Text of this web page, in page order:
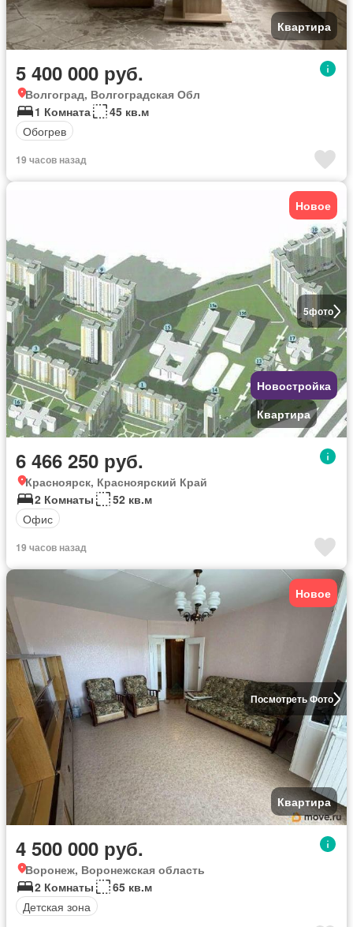
Квартира
5 400 000 руб.
Волгоград, Волгоградская Обл
1 Комната
45 кв.м
Обогрев
19 часов назад
5фото
Новое
Новостройка
Квартира
6 466 250 руб.
Красноярск, Красноярский Край
2 Комнаты
52 кв.м
Офис
19 часов назад
Посмотреть Фото
Новое
Квартира
4 500 000 руб.
Воронеж, Воронежская область
2 Комнаты
65 кв.м
Детская зона